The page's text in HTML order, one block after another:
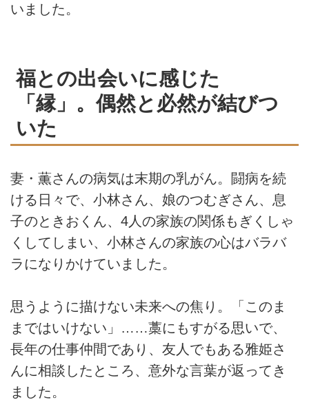
いました。
福との出会いに感じた
「縁」。偶然と必然が結びつ
いた
妻・薫さんの病気は末期の乳がん。闘病を続
ける日々で、小林さん、娘のつむぎさん、息
子のときおくん、4人の家族の関係もぎくしゃ
くしてしまい、小林さんの家族の心はバラバ
ラになりかけていました。
思うように描けない未来への焦り。「このま
まではいけない」……藁にもすがる思いで、
長年の仕事仲間であり、友人でもある雅姫さ
んに相談したところ、意外な言葉が返ってき
ました。